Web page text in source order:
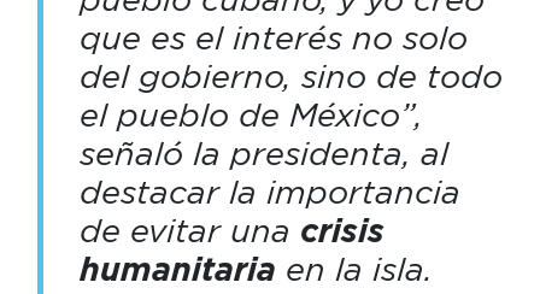
que es el interés no solo
del gobierno, sino de todo
el pueblo de México”,
señaló la presidenta, al
destacar la importancia
de evitar una crisis
humanitaria en la isla.